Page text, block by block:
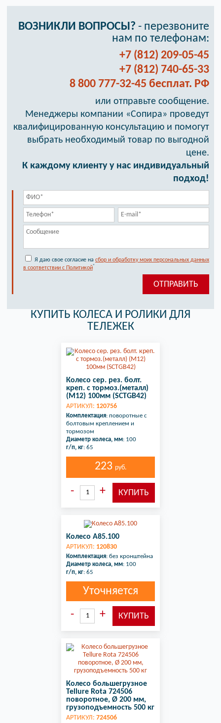
ВОЗНИКЛИ ВОПРОСЫ? - перезвоните
нам по телефонам:
+7 (812) 209-05-45
+7 (812) 740-65-33
8 800 777-32-45 бесплат. РФ
или отправьте сообщение.
Менеджеры компании «Сопира» проведут
квалифицированную консультацию и помогут
выбрать необходимый товар по выгодной
цене.
К каждому клиенту у нас индивидуальный
подход!
Я даю свое согласие на сбор и обработку моих персональных данных
в соответствии с Политикой*
КУПИТЬ КОЛЕСА И РОЛИКИ ДЛЯ
ТЕЛЕЖЕК
Колесо сер. рез. болт.
креп. с тормоз.(металл)
(М12) 100мм (SCTGB42)
АРТИКУЛ: 120756
Комплектация: поворотные с
болтовым креплением и
тормозом
Диаметр колеса, мм: 100
г/п, кг: 65
223 руб.
Колесо A85.100
АРТИКУЛ: 120830
Комплектация: без кронштейна
Диаметр колеса, мм: 100
г/п, кг: 65
Уточняется
Колесо большегрузное
Tellure Rota 724506
поворотное, Ø 200 мм,
грузоподъемность 500 кг
АРТИКУЛ: 724506